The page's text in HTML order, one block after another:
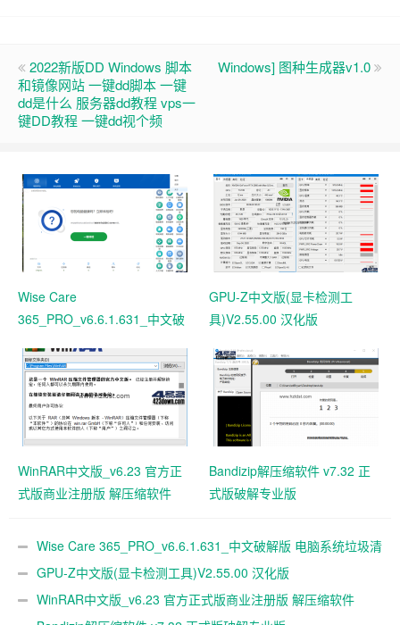
2022新版DD Windows 脚本
和镜像网站 一键dd脚本 一键
dd是什么 服务器dd教程 vps一
键DD教程 一键dd视个频
Windows] 图种生成器v1.0
Wise Care
365_PRO_v6.6.1.631_中文破
GPU-Z中文版(显卡检测工
具)V2.55.00 汉化版
WinRAR中文版_v6.23 官方正
式版商业注册版 解压缩软件
Bandizip解压缩软件 v7.32 正
式版破解专业版
Wise Care 365_PRO_v6.6.1.631_中文破解版 电脑系统垃圾清
理软件GPU-Z中文版(显卡检测工具)V2.55.00 汉化版
WinRAR中文版_v6.23 官方正式版商业注册版 解压缩软件